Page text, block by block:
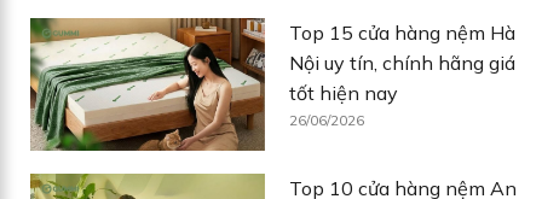
Top 15 cửa hàng nệm Hà
Nội uy tín, chính hãng giá
tốt hiện nay
26/06/2026
Top 10 cửa hàng nệm An